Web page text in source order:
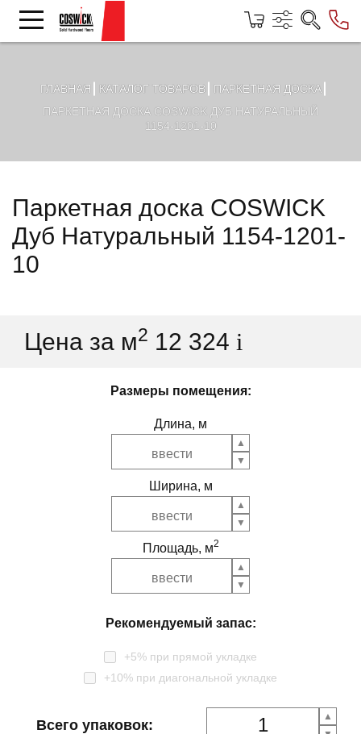
ГЛАВНАЯ КАТАЛОГ ТОВАРОВ
ПАРКЕТНАЯ ДОСКА
ПАРКЕТНАЯ ДОСКА COSWICK ДУБ НАТУРАЛЬНЫЙ
1154-1201-10
Паркетная доска COSWICK
Дуб Натуральный 1154-1201-
10
Цена за м2 12 324 i
Размеры помещения:
Длина, м
Ширина, м
Площадь, м2
Рекомендуемый запас:
+5% при прямой укладке
+10% при диагональной укладке
Всего упаковок: